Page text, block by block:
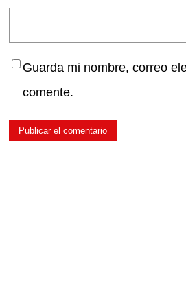
Guarda mi nombre, correo
comente.